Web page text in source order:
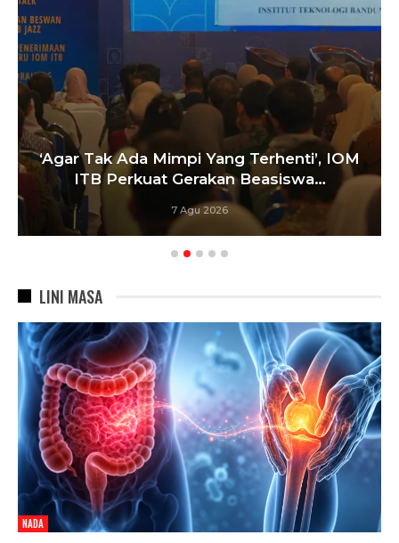
IOM
Satukan Siswa Dari Berbagai
Pelatih Paskibraka Bandung
Bangun…
6 Agu 2026
LINI MASA
NADA